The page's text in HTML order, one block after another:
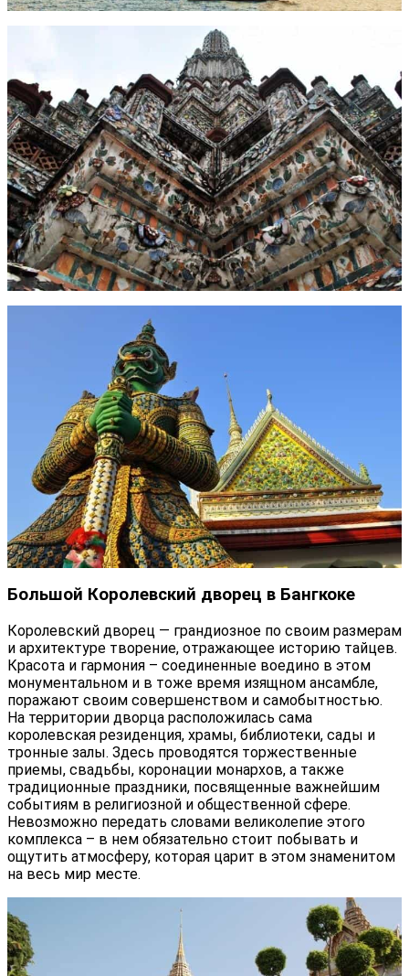
Большой Королевский дворец в Бангкоке
Королевский дворец — грандиозное по своим размерам
и архитектуре творение, отражающее историю тайцев.
Красота и гармония – соединенные воедино в этом
монументальном и в тоже время изящном ансамбле,
поражают своим совершенством и самобытностью.
На территории дворца расположилась сама
королевская резиденция, храмы, библиотеки, сады и
тронные залы. Здесь проводятся торжественные
приемы, свадьбы, коронации монархов, а также
традиционные праздники, посвященные важнейшим
событиям в религиозной и общественной сфере.
Невозможно передать словами великолепие этого
комплекса – в нем обязательно стоит побывать и
ощутить атмосферу, которая царит в этом знаменитом
на весь мир месте.